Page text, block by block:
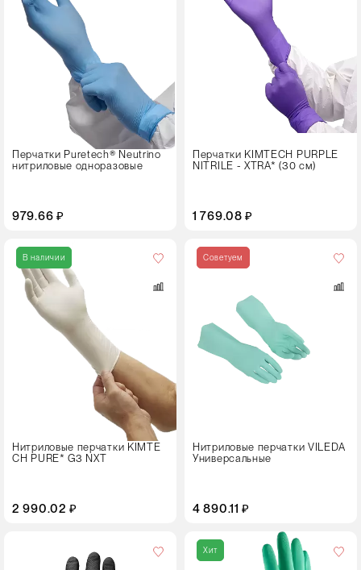
Перчатки Puretech® Neutrino
нитриловые одноразовые
979.66 ₽
Перчатки KIMTECH PURPLE
NITRILE - XTRA* (30 см)
1 769.08 ₽
50 штук
Размер
В наличии
Нитриловые перчатки KIMTE
CH PURE* G3 NXT
2 990.02 ₽
Советуем
Нитриловые перчатки VILEDA
Универсальные
4 890.11 ₽
во
в
упаковке
10 пар
XL
Хит